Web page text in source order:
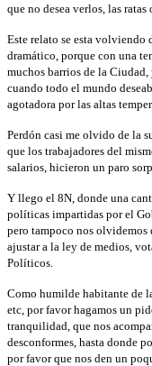
que no desea verlos, las ratas
Este relato se esta volviendo
dramático, porque con una
muchos barrios de la
cuando todo el mundo
agotadora por las altas
Perdón casi me olvido de la
que los trabajadores del
salarios, hicieron un paro
Y llego el 8N, donde una
políticas impartidas por el
pero tampoco nos olvidemos
ajustar a la ley de medios,
Políticos.
Como humilde habitante de
etc, por favor hagamos un
tranquilidad, que nos
desconformes, hasta donde
por favor que nos den un